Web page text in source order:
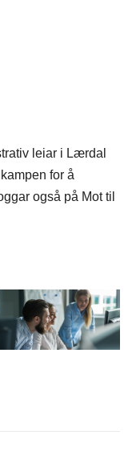
leiar i Lærdal
for å
også på Mot til